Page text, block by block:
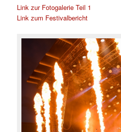
Link zur Fotogalerie Teil 1
Link zum Festivalbericht